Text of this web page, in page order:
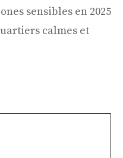
sensibles en 2025
calmes et